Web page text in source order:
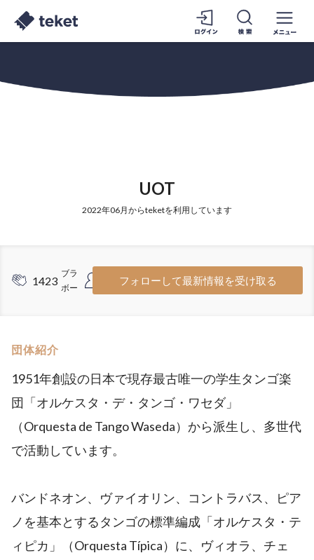
UOT
2022年06月からteketを利用しています
1423
ブラ
ボー
233
ワー
フォローして最新情報を受け取る
団体紹介
1951年創設の日本で現存最古唯一の学生タンゴ楽
団「オルケスタ・デ・タンゴ・ワセダ」
（Orquesta de Tango Waseda）から派生し、多世代
で活動しています。
バンドネオン、ヴァイオリン、コントラバス、ピア
ノを基本とするタンゴの標準編成「オルケスタ・テ
ィピカ」（Orquesta Típica）に、ヴィオラ、チェ